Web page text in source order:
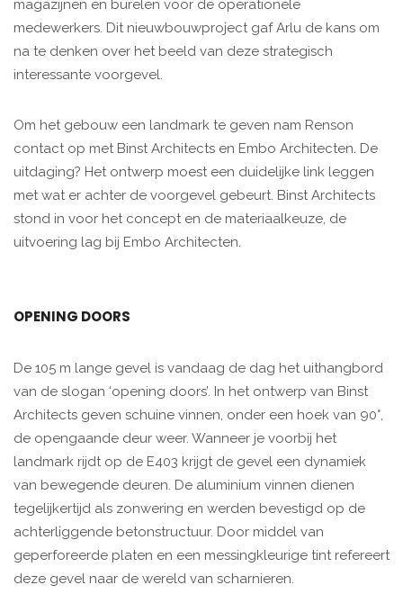
magazijnen en burelen voor de operationele
medewerkers. Dit nieuwbouwproject gaf Arlu de kans om
na te denken over het beeld van deze strategisch
interessante voorgevel.
Om het gebouw een landmark te geven nam Renson
contact op met Binst Architects en Embo Architecten. De
uitdaging? Het ontwerp moest een duidelijke link leggen
met wat er achter de voorgevel gebeurt. Binst Architects
stond in voor het concept en de materiaalkeuze, de
uitvoering lag bij Embo Architecten.
OPENING DOORS
De 105 m lange gevel is vandaag de dag het uithangbord
van de slogan ‘opening doors’. In het ontwerp van Binst
Architects geven schuine vinnen, onder een hoek van 90°,
de opengaande deur weer. Wanneer je voorbij het
landmark rijdt op de E403 krijgt de gevel een dynamiek
van bewegende deuren. De aluminium vinnen dienen
tegelijkertijd als zonwering en werden bevestigd op de
achterliggende betonstructuur. Door middel van
geperforeerde platen en een messingkleurige tint refereert
deze gevel naar de wereld van scharnieren.